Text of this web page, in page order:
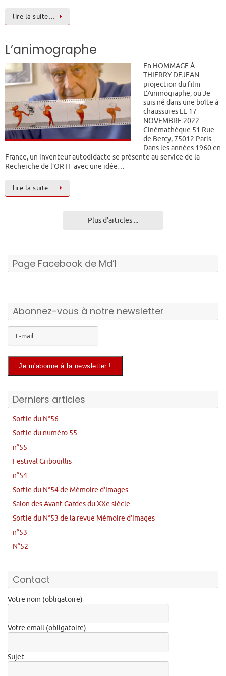
lire la suite…
L’animographe
En HOMMAGE À
THIERRY DEJEAN
projection du film
L’Animographe, ou Je
suis né dans une boîte à
chaussures LE 17
NOVEMBRE 2022
Cinémathèque 51 Rue
de Bercy, 75012 Paris
Dans les années 1960 en
France, un inventeur autodidacte se présente au service de la
Recherche de l’ORTF avec une idée…
lire la suite…
Plus d'articles ...
Page Facebook de Md’I
Abonnez-vous à notre newsletter
Derniers articles
Sortie du N°56
Sortie du numéro 55
n°55
Festival Gribouillis
n°54
Sortie du N°54 de Mémoire d’Images
Salon des Avant-Gardes du XXe siècle
Sortie du N°53 de la revue Mémoire d’Images
n°53
N°52
Contact
Votre nom (obligatoire)
Votre email (obligatoire)
Sujet